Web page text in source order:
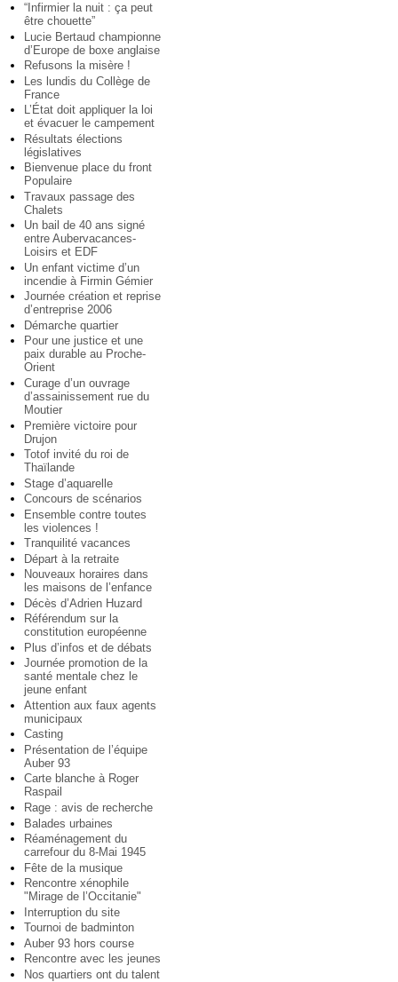
“Infirmier la nuit : ça peut
être chouette”
Lucie Bertaud championne
d’Europe de boxe anglaise
Refusons la misère !
Les lundis du Collège de
France
L’État doit appliquer la loi
et évacuer le campement
Résultats élections
législatives
Bienvenue place du front
Populaire
Travaux passage des
Chalets
Un bail de 40 ans signé
entre Aubervacances-
Loisirs et EDF
Un enfant victime d’un
incendie à Firmin Gémier
Journée création et reprise
d’entreprise 2006
Démarche quartier
Pour une justice et une
paix durable au Proche-
Orient
Curage d’un ouvrage
d’assainissement rue du
Moutier
Première victoire pour
Drujon
Totof invité du roi de
Thaïlande
Stage d’aquarelle
Concours de scénarios
Ensemble contre toutes
les violences !
Tranquilité vacances
Départ à la retraite
Nouveaux horaires dans
les maisons de l’enfance
Décès d’Adrien Huzard
Référendum sur la
constitution européenne
Plus d’infos et de débats
Journée promotion de la
santé mentale chez le
jeune enfant
Attention aux faux agents
municipaux
Casting
Présentation de l’équipe
Auber 93
Carte blanche à Roger
Raspail
Rage : avis de recherche
Balades urbaines
Réaménagement du
carrefour du 8-Mai 1945
Fête de la musique
Rencontre xénophile
"Mirage de l’Occitanie"
Interruption du site
Tournoi de badminton
Auber 93 hors course
Rencontre avec les jeunes
Nos quartiers ont du talent